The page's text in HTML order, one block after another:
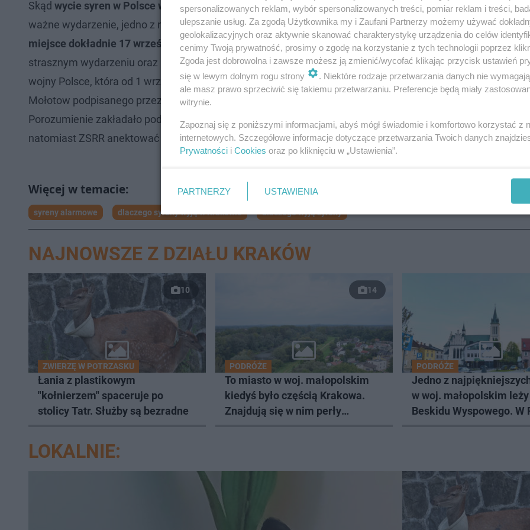
Skąd wycie syren w Polsce w środę, 17 września 2025? Śpieszymy z odpowiedzią. Syreny zawyły, by
ważne wydarzenie, jedno z najistotniejszych w historii Polski XX wieku. Mowa oagresji ZSRR na Polskę,
miejsce dokładnie 17 września 1949 roku. Obchodzimy więc jej 86. rocznicę. Syreny zawyją, by
strasznym wydarzeniu oraz upamiętnić osoby, które zmarły. Agresja ZSRR była jednoznacznym
wojny Polsce, która od 1 września 1939 była już w konflikcie z III Rzeszą. Atak był konsekwencją paktu
Mołotow podpisanego przez ministrów spraw zagranicznych Niemiec i ZSRR w Moskwie 23 sierpnia 1939 r.
Porozumienie zakładało podział Europy na dwie strony wpływów. III Rzesza miała zająć tereny zachodzie
natomiast ZSRR anektować tereny Polski.
syreny alarmowe dlaczego syreny wyją w Krakowie dlaczego wyją syreny
NAJNOWSZE Z DZIAŁU KRAKÓW
10
ZWIERZĘ W POTRZASKU
Łania z plastikowym
"kołnierzem" spaceruje po
stolicy Tatr. Służby są bezradne
14
PODRÓŻE
To miasto w woj. małopolskim
kiedyś było częścią Krakowa.
Znajdują się w nim perły
PODRÓŻE
Jedno z
w woj. małopolskim
Beskidu Wyspowego. W
LOKALNIE:
spersonalizowanych reklam, wybór spersonalizowanych treści, pomiar reklam i treści,
ulepszanie usług. Za zgodą Użytkownika my i Zaufani Partnerzy możemy używać
geolokalizacyjnych oraz aktywnie skanować charakterystykę urządzenia do celów
cenimy Twoją prywatność, prosimy o zgodę na korzystanie z tych technologii poprzez
Zgoda jest dobrowolna i zawsze możesz ją zmienić/wycofać klikając przycisk ustawień
się w lewym dolnym rogu strony
. Niektóre rodzaje przetwarzania danych nie
ale masz prawo sprzeciwić się takiemu przetwarzaniu. Preferencje będą miały
witrynie.
Zapoznaj się z poniższymi informacjami, abyś mógł świadomie i komfortowo korzystać z
internetowych. Szczegółowe informacje dotyczące przetwarzania Twoich danych
Prywatności i Cookies oraz po kliknięciu w „Ustawienia”.
PARTNERZY USTAWIENIA